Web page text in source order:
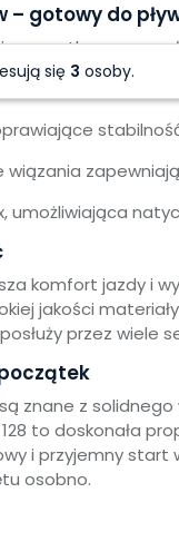
gotowy do
wszystko, czego
o długości 128
wiązania
umożliwiająca
komfort jazdy i
jakości
przez wiele
są znane z solidnego
to doskonała
i przyjemny start
osobno.
się 3 osoby.